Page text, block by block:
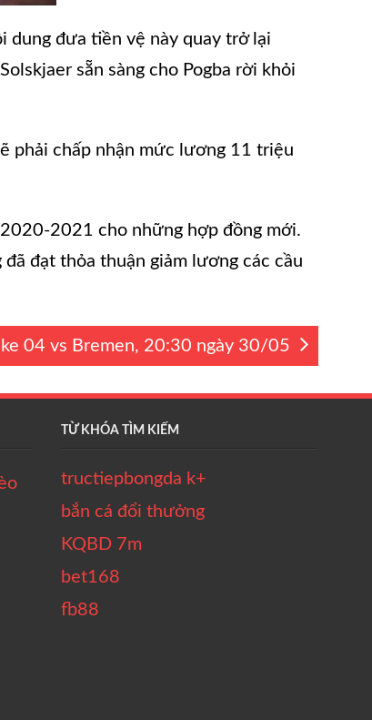
dung đưa tiền vệ này quay trở lại
sẵn sàng cho Pogba rời khỏi
phải chấp nhận mức lương 11 triệu
2021 cho những hợp đồng mới.
đạt thỏa thuận giảm lương các cầu
04 vs Bremen, 20:30 ngày 30/05
TỪ KHÓA TÌM KIẾM
tructiepbongda k+
bắn cá đổi thưởng
KQBD 7m
bet168
fb88